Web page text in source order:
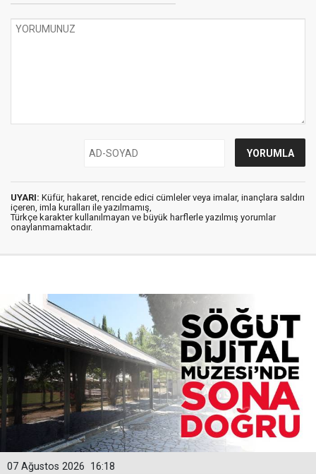
UYARI: Küfür, hakaret, rencide edici cümleler veya imalar, inançlara saldırı
içeren, imla kuralları ile yazılmamış,
Türkçe karakter kullanılmayan ve büyük harflerle yazılmış yorumlar
onaylanmamaktadır.
16:18
07 Ağustos 2026